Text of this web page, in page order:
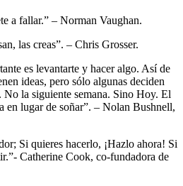
a fallar.” – Norman Vaughan.
las creas”. – Chris Grosser.
es levantarte y hacer algo. Así de
ideas, pero sólo algunas deciden
. No la siguiente semana. Sino Hoy. El
en lugar de soñar”. – Nolan Bushnell,
Si quieres hacerlo, ¡Hazlo ahora! Si
Catherine Cook, co-fundadora de